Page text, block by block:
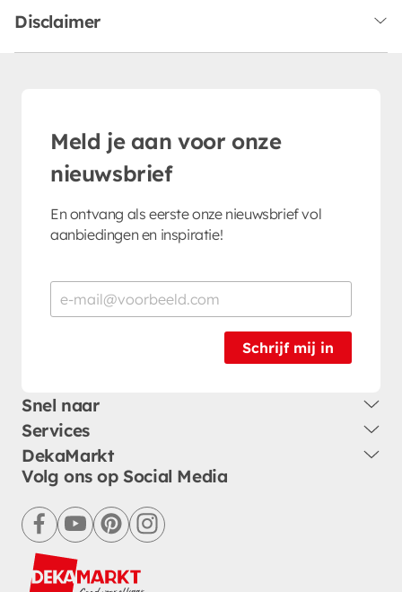
Disclaimer
Meld je aan voor onze
nieuwsbrief
En ontvang als eerste onze nieuwsbrief vol
aanbiedingen en inspiratie!
Schrijf mij in
Snel naar
Services
DekaMarkt
Volg ons op Social Media
facebookyoutubepinterestinstagram